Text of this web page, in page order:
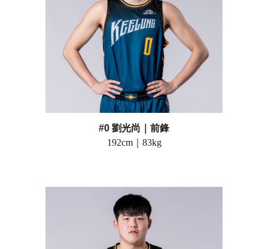
#0 劉光尚
前鋒
192cm｜83kg